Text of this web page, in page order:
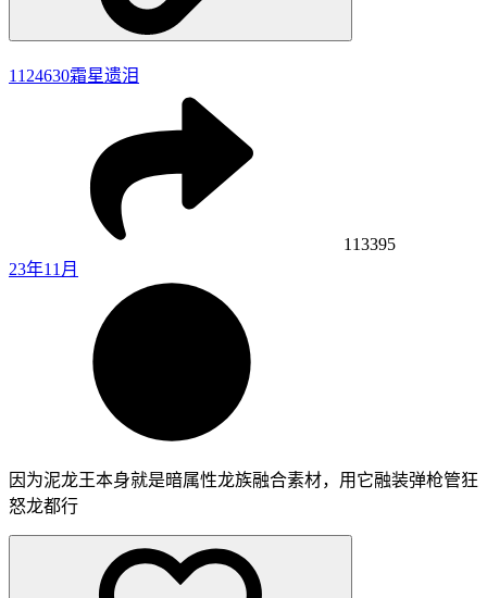
1124630霜星遗泪
113395
23年11月
因为泥龙王本身就是暗属性龙族融合素材，用它融装弹枪管狂
怒龙都行